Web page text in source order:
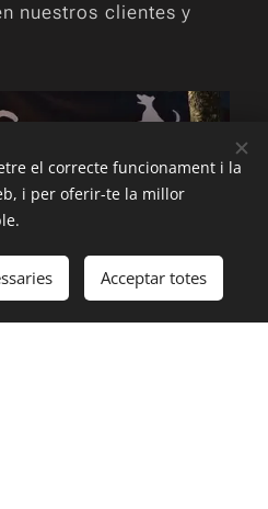
nuestros clientes y
más información >>>
el correcte funcionament i la
i per oferir-te la millor
Acceptar totes